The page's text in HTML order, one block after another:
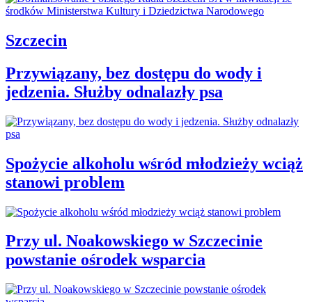
Szczecin
Przywiązany, bez dostępu do wody i
jedzenia. Służby odnalazły psa
Spożycie alkoholu wśród młodzieży wciąż
stanowi problem
Przy ul. Noakowskiego w Szczecinie
powstanie ośrodek wsparcia